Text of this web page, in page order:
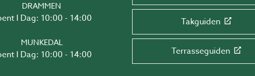
DRAMMEN
I Dag: 10:00 - 14:00
MUNKEDAL
I Dag: 10:00 - 14:00
Takguiden
Terrasseguiden